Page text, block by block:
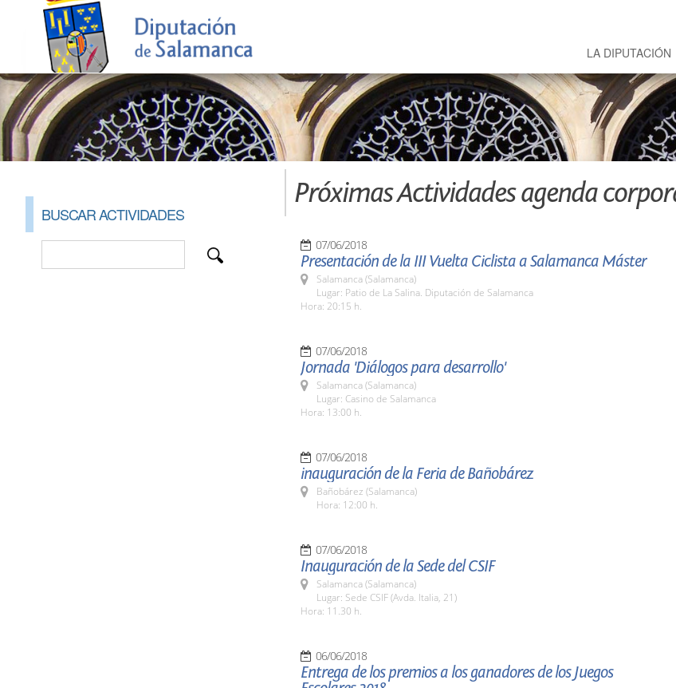
LA DIPUTACIÓN
BUSCAR ACTIVIDADES
Próximas Actividades agenda
07/06/2018
Presentación de la III Vuelta Ciclista a Salamanca Máster
Salamanca (Salamanca)
Lugar: Patio de La Salina. Diputación de Salamanca
Hora: 20:15 h.
07/06/2018
Jornada 'Diálogos para desarrollo'
Salamanca (Salamanca)
Lugar: Casino de Salamanca
Hora: 13:00 h.
07/06/2018
inauguración de la Feria de Bañobárez
Bañobárez (Salamanca)
Hora: 12:00 h.
07/06/2018
Inauguración de la Sede del CSIF
Salamanca (Salamanca)
Lugar: Sede CSIF (Avda. Italia, 21)
Hora: 11.30 h.
06/06/2018
Entrega de los premios a los ganadores de los Juegos